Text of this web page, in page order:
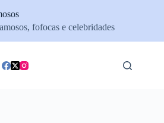
fofocas e celebridades